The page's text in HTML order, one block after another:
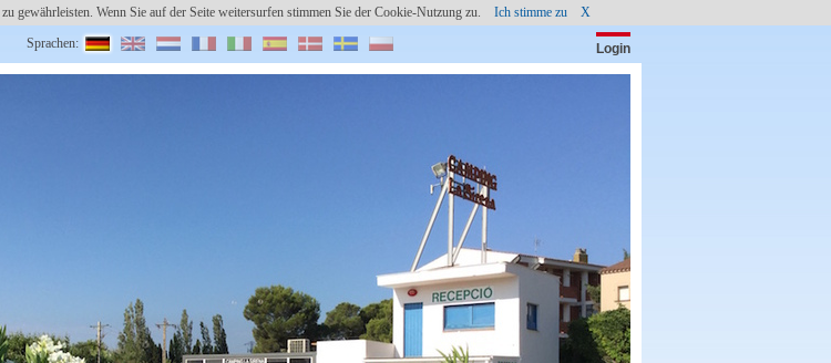
gewährleisten. Wenn Sie auf der Seite weitersurfen stimmen Sie der Cookie-Nutzung zu. Ich stimme zu
X
Sprachen:
Login